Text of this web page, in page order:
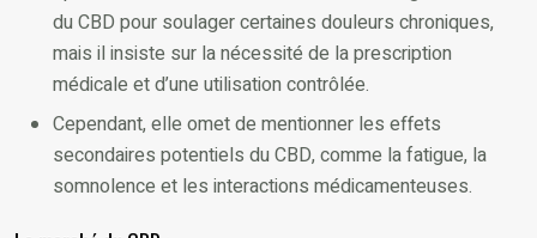
du CBD pour soulager certaines douleurs chroniques,
mais il insiste sur la nécessité de la prescription
médicale et d’une utilisation contrôlée.
Cependant, elle omet de mentionner les effets
secondaires potentiels du CBD, comme la fatigue, la
somnolence et les interactions médicamenteuses.